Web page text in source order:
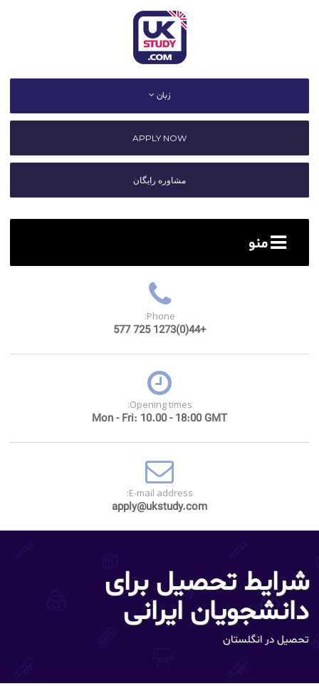
زبان
APPLY NOW
مشاوره رایگان
منو
Phone:
+44(0)1273 725 577
Opening times:
Mon - Fri: 10.00 - 18:00 GMT
E-mail address:
apply@ukstudy.com
شرایط تحصیل برای
دانشجویان ایرانی
تحصیل در انگلستان